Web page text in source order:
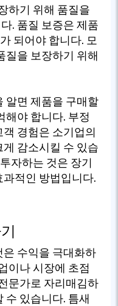
하기 위해 품질을
. 품질 보증은 제품
되어야 합니다. 모
질을 보장하기 위해
알면 제품을 구매할
해야 합니다. 부정
경험은 소기업의
감소시킬 수 있습
자하는 것은 장기
적인 방법입니다.
수익을 극대화하
이나 시장에 초점
문가로 자리매김하
수 있습니다. 틈새